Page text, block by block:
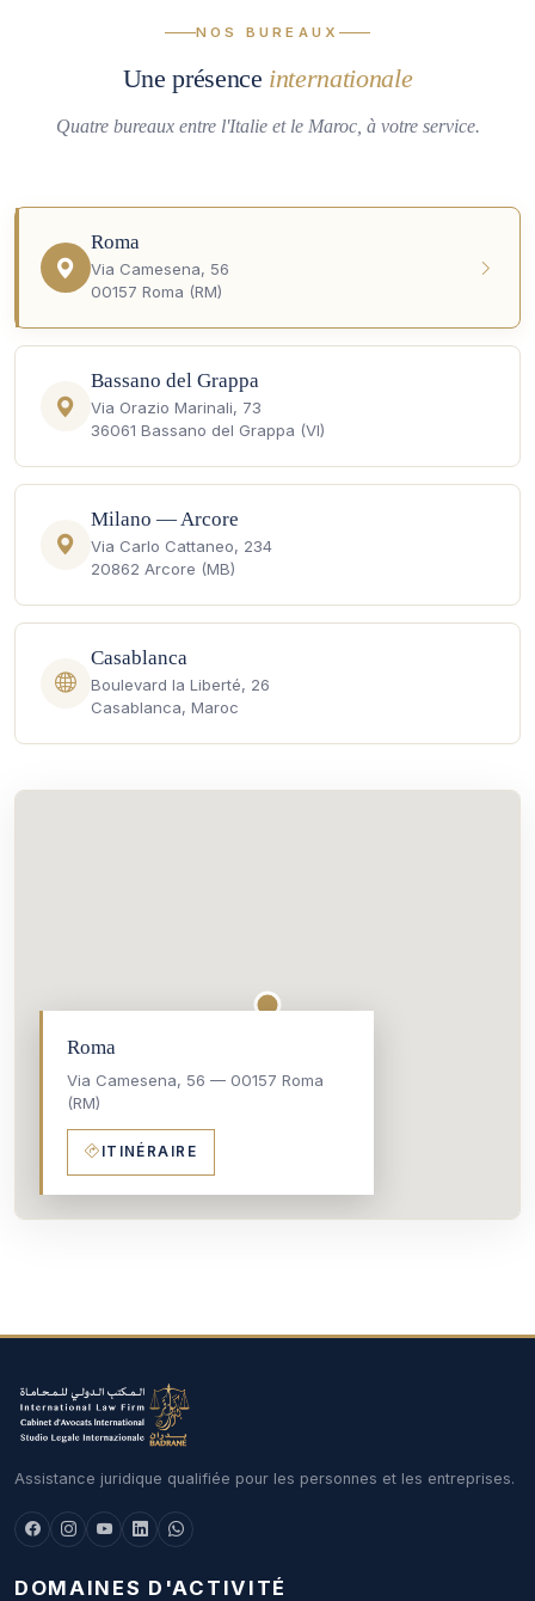
NOS BUREAUX
Une présence internationale
Quatre bureaux entre l'Italie et le Maroc, à votre service.
Roma
Via Camesena, 56
00157 Roma (RM)
Bassano del Grappa
Via Orazio Marinali, 73
36061 Bassano del Grappa (VI)
Milano — Arcore
Via Carlo Cattaneo, 234
20862 Arcore (MB)
Casablanca
Boulevard la Liberté, 26
Casablanca, Maroc
Roma
Via Camesena, 56 — 00157 Roma
(RM)
ITINÉRAIRE
Assistance juridique qualifiée pour les personnes et les entreprises.
DOMAINES D'ACTIVITÉ